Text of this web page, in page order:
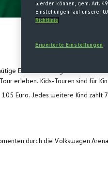
Erlebnisführung durch die
Tour erleben. Kids-Touren sind
105 Euro. Jedes weitere Kind
durch die Volkswagen Arena
werden können, gem. Art.
Einstellungen" auf unserer
Richtlinie
Erweiterte Einstellungen